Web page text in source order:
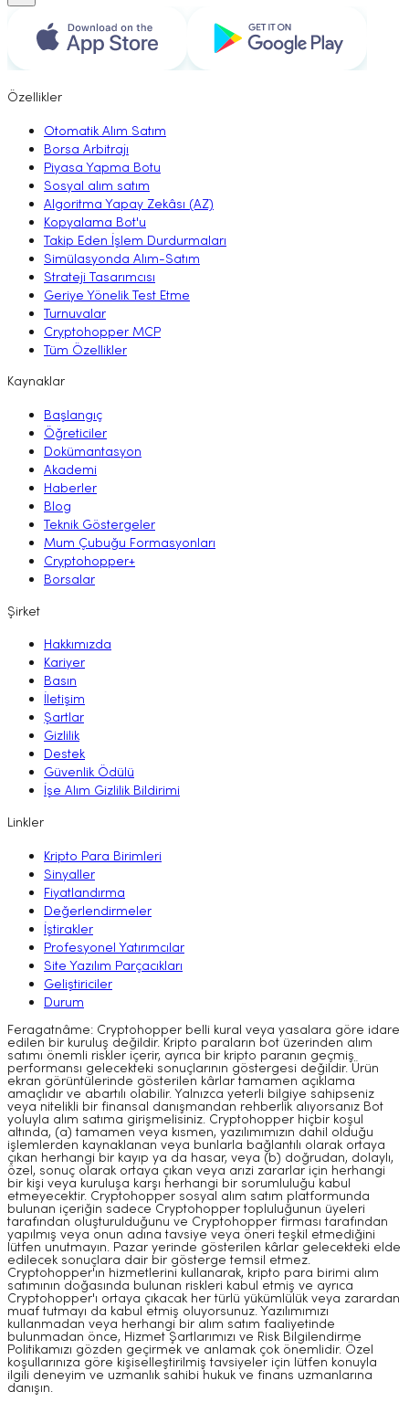
Özellikler
Otomatik Alım Satım
Borsa Arbitrajı
Piyasa Yapma Botu
Sosyal alım satım
Algoritma Yapay Zekâsı (AZ)
Kopyalama Bot'u
Takip Eden İşlem Durdurmaları
Simülasyonda Alım-Satım
Strateji Tasarımcısı
Geriye Yönelik Test Etme
Turnuvalar
Cryptohopper MCP
Tüm Özellikler
Kaynaklar
Başlangıç
Öğreticiler
Dokümantasyon
Akademi
Haberler
Blog
Teknik Göstergeler
Mum Çubuğu Formasyonları
Cryptohopper+
Borsalar
Şirket
Hakkımızda
Kariyer
Basın
İletişim
Şartlar
Gizlilik
Destek
Güvenlik Ödülü
İşe Alım Gizlilik Bildirimi
Linkler
Kripto Para Birimleri
Sinyaller
Fiyatlandırma
Değerlendirmeler
İştirakler
Profesyonel Yatırımcılar
Site Yazılım Parçacıkları
Geliştiriciler
Durum
Feragatnâme: Cryptohopper belli kural veya yasalara göre idare
edilen bir kuruluş değildir. Kripto paraların bot üzerinden alım
satımı önemli riskler içerir, ayrıca bir kripto paranın geçmiş
performansı gelecekteki sonuçlarının göstergesi değildir. Ürün
ekran görüntülerinde gösterilen kârlar tamamen açıklama
amaçlıdır ve abartılı olabilir. Yalnızca yeterli bilgiye sahipseniz
veya nitelikli bir finansal danışmandan rehberlik alıyorsanız Bot
yoluyla alım satıma girişmelisiniz. Cryptohopper hiçbir koşul
altında, (a) tamamen veya kısmen, yazılımımızın dahil olduğu
işlemlerden kaynaklanan veya bunlarla bağlantılı olarak ortaya
çıkan herhangi bir kayıp ya da hasar, veya (b) doğrudan, dolaylı,
özel, sonuç olarak ortaya çıkan veya arızi zararlar için herhangi
bir kişi veya kuruluşa karşı herhangi bir sorumluluğu kabul
etmeyecektir. Cryptohopper sosyal alım satım platformunda
bulunan içeriğin sadece Cryptohopper topluluğunun üyeleri
tarafından oluşturulduğunu ve Cryptohopper firması tarafından
yapılmış veya onun adına tavsiye veya öneri teşkil etmediğini
lütfen unutmayın. Pazar yerinde gösterilen kârlar gelecekteki elde
edilecek sonuçlara dair bir gösterge temsil etmez.
Cryptohopper'ın hizmetlerini kullanarak, kripto para birimi alım
satımının doğasında bulunan riskleri kabul etmiş ve ayrıca
Cryptohopper'ı ortaya çıkacak her türlü yükümlülük veya zarardan
muaf tutmayı da kabul etmiş oluyorsunuz. Yazılımımızı
kullanmadan veya herhangi bir alım satım faaliyetinde
bulunmadan önce, Hizmet Şartlarımızı ve Risk Bilgilendirme
Politikamızı gözden geçirmek ve anlamak çok önemlidir. Özel
koşullarınıza göre kişiselleştirilmiş tavsiyeler için lütfen konuyla
ilgili deneyim ve uzmanlık sahibi hukuk ve finans uzmanlarına
danışın.